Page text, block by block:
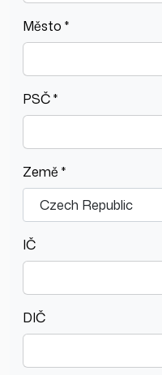
Město *
PSČ *
Země *
IČ
DIČ